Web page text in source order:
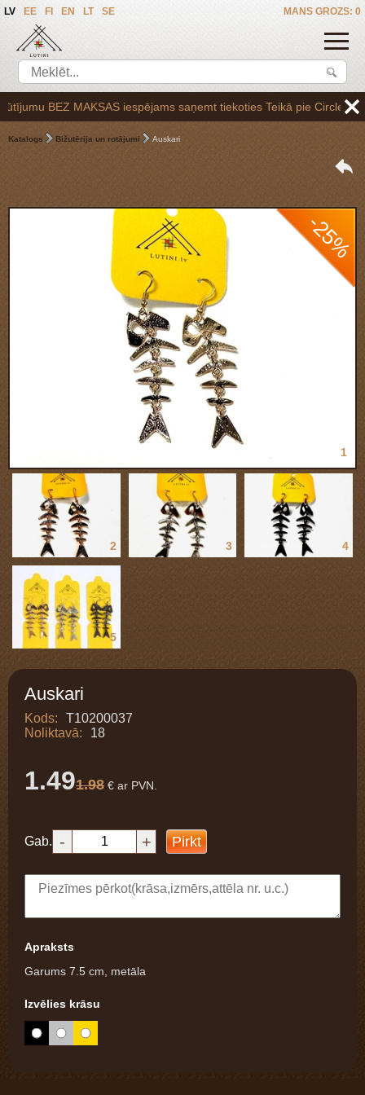
MANS GROZS: 0
LV EE FI EN LT SE
BEZ MAKSAS iespējams saņemt tiekoties Teikā pie Circle K
Katalogs Bižutērija un rotājumi Auskari
1
-25%
2 3 4
5
Auskari
Kods:
T10200037
Noliktavā:
18
1.491.98 € ar PVN.
Gab. - + Pirkt
Apraksts
Garums 7.5 cm, metāla
Izvēlies krāsu